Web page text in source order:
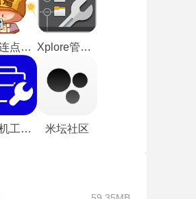
闪指连点器华为版 Xplore管理器汉化版
爱玩机工具箱旧版 米坛社区